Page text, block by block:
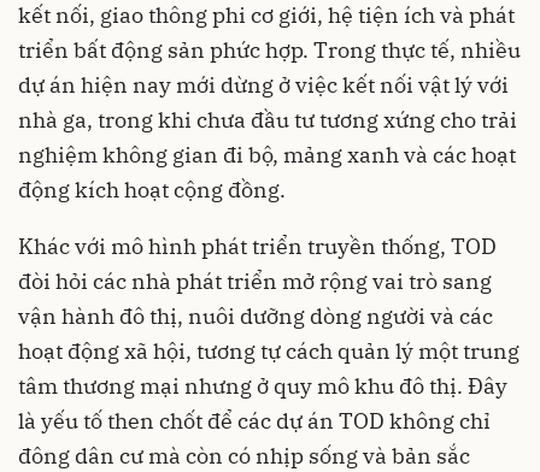
kết nối, giao thông phi cơ giới, hệ tiện ích và phát
triển bất động sản phức hợp. Trong thực tế, nhiều
dự án hiện nay mới dừng ở việc kết nối vật lý với
nhà ga, trong khi chưa đầu tư tương xứng cho trải
nghiệm không gian đi bộ, mảng xanh và các hoạt
động kích hoạt cộng đồng.
Khác với mô hình phát triển truyền thống, TOD
đòi hỏi các nhà phát triển mở rộng vai trò sang
vận hành đô thị, nuôi dưỡng dòng người và các
hoạt động xã hội, tương tự cách quản lý một trung
tâm thương mại nhưng ở quy mô khu đô thị. Đây
là yếu tố then chốt để các dự án TOD không chỉ
đông dân cư mà còn có nhịp sống và bản sắc